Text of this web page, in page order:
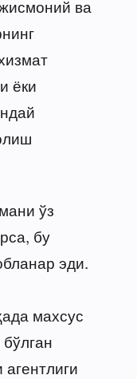
ва
ёки
ўз
бу
эди.
махсус